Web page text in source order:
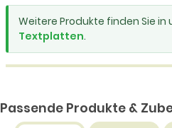
Weitere Produkte finden Sie
Textplatten.
Passende Produkte &